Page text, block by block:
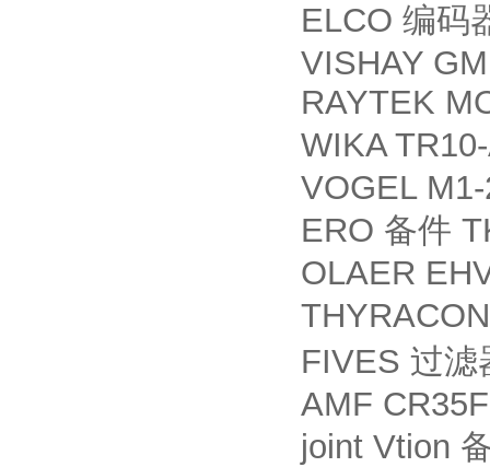
ELCO 编码
VISHAY
RAYTEK
WIKA
VOGEL
ERO 备件
OLAER
FIVES 过滤
AMF
joint Vtion